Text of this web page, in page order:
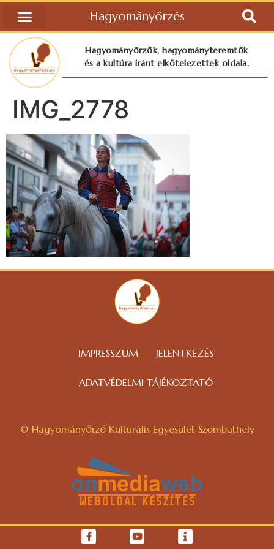
Hagyományőrzés
Hagyományőrzők, hagyományteremtők
és a kultúra iránt elkötelezettek oldala.
IMG_2778
IMPRESSZUM JELENTKEZÉS
ADATVÉDELMI TÁJÉKOZTATÓ
© Hagyományőrző Kulturális Egyesület Szombathely
WEBOLDAL KÉSZÍTÉS